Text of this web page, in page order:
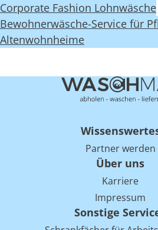
Corporate Fashion Lohnwäsche
Bewohnerwäsche-Service für
Altenwohnheime
Partner werden
Über uns
Karriere
Impressum
Sonstige